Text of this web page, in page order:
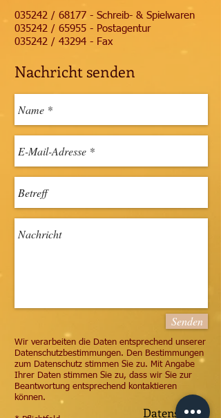
035242 / 68177 - Schreib- & Spielwaren
035242 / 65955 - Postagentur
035242 / 43294 - Fax
Nachricht senden
Wir verarbeiten die Daten entsprechend unserer
Datenschutzbestimmungen. Den Bestimmungen
zum Datenschutz stimmen Sie zu. Mit Angabe
Ihrer Daten stimmen Sie zu, dass wir Sie zur
Beantwortung entsprechend kontaktieren
können.
Datenschutz
Senden